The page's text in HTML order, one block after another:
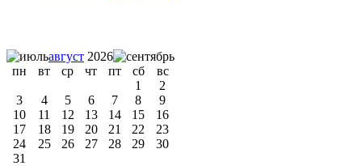
август 2026
пн
вт ср чт пт сб
вс
1
2
3
4 5 6 7 8
9
10
11 12 13 14 15
16
17
18 19 20 21 22
23
24
25 26 27 28 29
30
31